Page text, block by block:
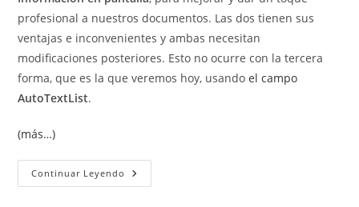
profesional a nuestros documentos. Las dos tienen sus
ventajas e inconvenientes y ambas necesitan
modificaciones posteriores. Esto no ocurre con la tercera
forma, que es la que veremos hoy, usandoel campo
AutoTextList.
(más…)
Continuar Leyendo Información
En